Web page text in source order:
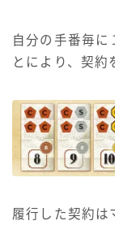
自分の手番毎に
とにより、契約
履行した契約は